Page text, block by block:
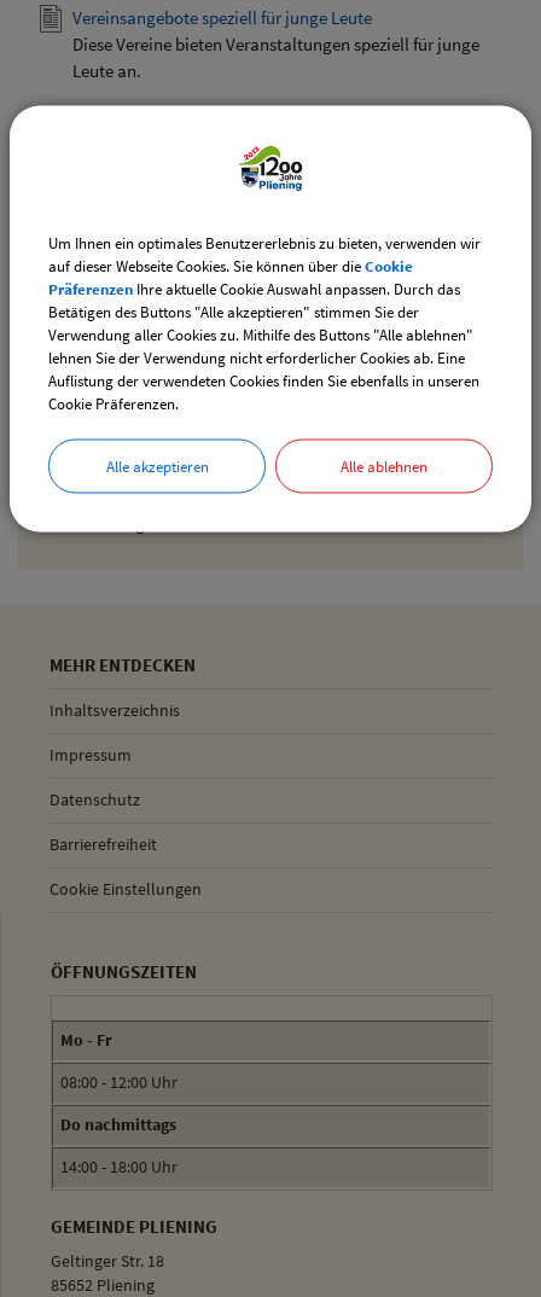
Gemeinde Pliening
Geltinger Str. 18
Vereinsangebote speziell für junge Leute
Diese Vereine bieten Veranstaltungen speziell für junge
Leute an.
Den gewählten Termin als VCS-Kalenderdatei
Den gewählten Termin als iCal-Kalenderdatei
downloaden
Drucken
MEHR ENTDECKEN
Inhaltsverzeichnis
Impressum
Datenschutz
Barrierefreiheit
Cookie Einstellungen
ÖFFNUNGSZEITEN
Mo - Fr
08:00 - 12:00 Uhr
Do nachmittags
14:00 - 18:00 Uhr
GEMEINDE PLIENING
Geltinger Str. 18
85652 Pliening
Um Ihnen ein optimales Benutzererlebnis zu bieten, verwenden wir
auf dieser Webseite Cookies. Sie können über dieCookie
Präferenzen Ihre aktuelle Cookie Auswahl anpassen. Durch das
Betätigen des Buttons "Alle akzeptieren" stimmen Sie der
Verwendung aller Cookies zu. Mithilfe des Buttons "Alle ablehnen"
lehnen Sie der Verwendung nicht erforderlicher Cookies ab. Eine
Auflistung der verwendeten Cookies finden Sie ebenfalls in unseren
Cookie Präferenzen.
Alle akzeptieren Alle ablehnen